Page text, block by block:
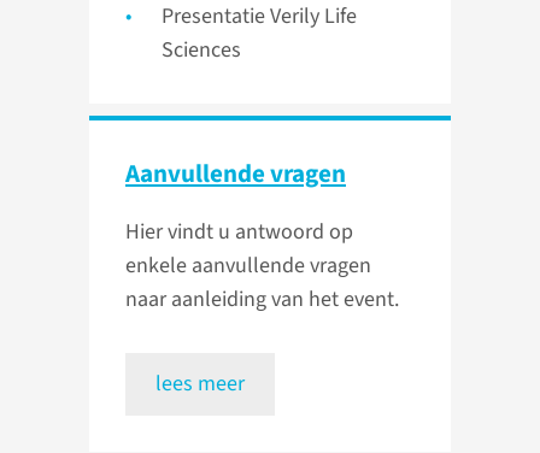
Presentatie Verily Life
Sciences
Aanvullende vragen
Hier vindt u antwoord op
enkele aanvullende vragen
naar aanleiding van het event.
lees meer